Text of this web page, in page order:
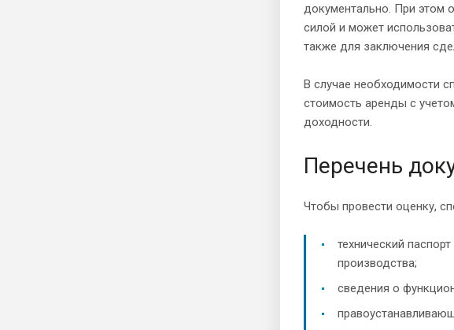
документально. При этом
силой и может
также для заключения
В случае необходимости
стоимость аренды с
доходности.
Перечень
Чтобы провести оценку,
технический
производства;
сведения о